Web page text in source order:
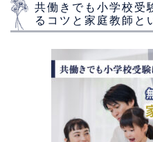
共働きでも小学校受
るコツと家庭教師と